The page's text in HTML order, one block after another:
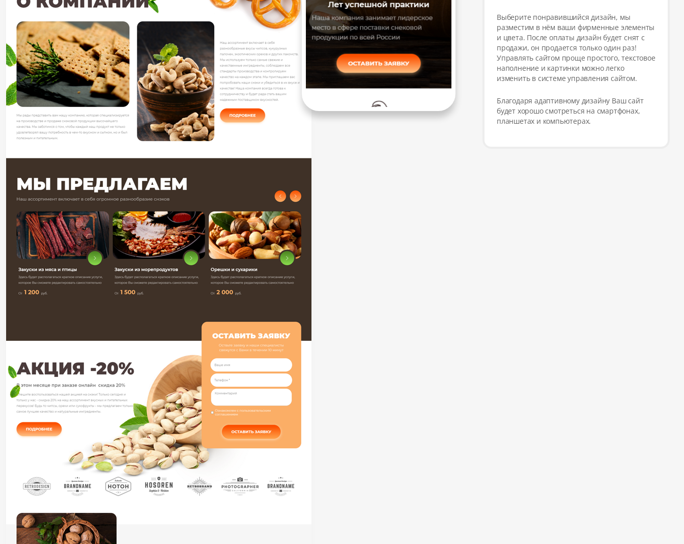
Выберите понравившийся дизайн, мы
разместим в нём ваши фирменные элементы
и цвета. После оплаты дизайн будет снят с
продажи, он продается только один раз!
Управлять сайтом проще простого, текстовое
наполнение и картинки можно легко
изменить в системе управления сайтом.
Благодаря адаптивному дизайну Ваш сайт
будет хорошо смотреться на смартфонах,
планшетах и компьютерах.